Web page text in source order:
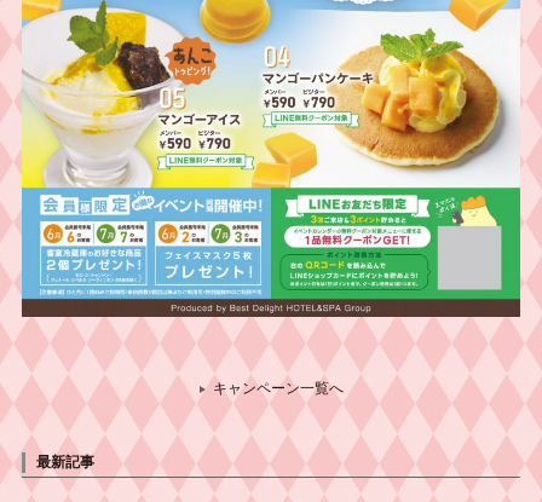
キャンペーン一覧へ
最新記事